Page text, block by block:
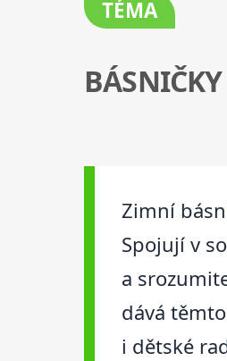
TÉMA
Zimní
Spojují v
a
dává
i dětské